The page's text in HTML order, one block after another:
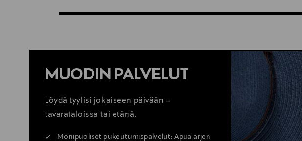
MUODIN PALVELUT
Löydä tyylisi jokaiseen päivään –
tavarataloissa tai etänä.
Monipuoliset pukeutumispalvelut: Apua arjen